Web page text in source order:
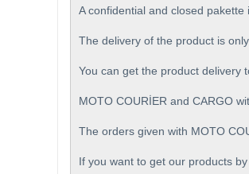
A confidential and closed
The delivery of the product is
You can get the product delivery
MOTO COURİER and CARGO
The orders given with MOTO
If you want to get our products